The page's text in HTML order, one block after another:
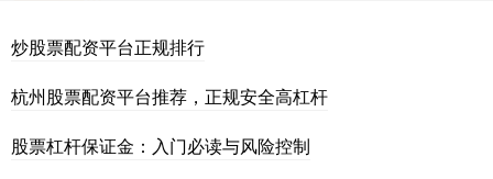
炒股票配资平台正规排行
杭州股票配资平台推荐，正规安全高杠杆
股票杠杆保证金：入门必读与风险控制